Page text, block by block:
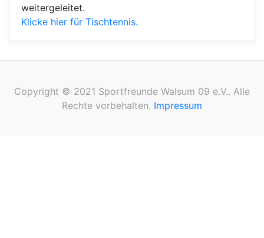
weitergeleitet.
Klicke hier für Tischtennis.
Copyright © 2021 Sportfreunde Walsum 09 e.V.. Alle
Rechte vorbehalten. Impressum